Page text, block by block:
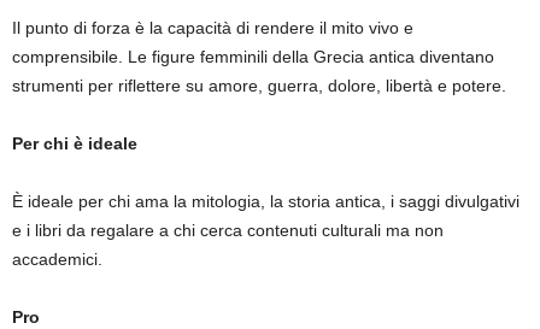
Il punto di forza è la capacità di rendere il mito vivo e
comprensibile. Le figure femminili della Grecia antica diventano
strumenti per riflettere su amore, guerra, dolore, libertà e potere.
Per chi è ideale
È ideale per chi ama la mitologia, la storia antica, i saggi divulgativi
e i libri da regalare a chi cerca contenuti culturali ma non
accademici.
Pro